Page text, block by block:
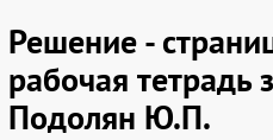
Решение -
рабочая тетрадь
Подолян Ю.П.